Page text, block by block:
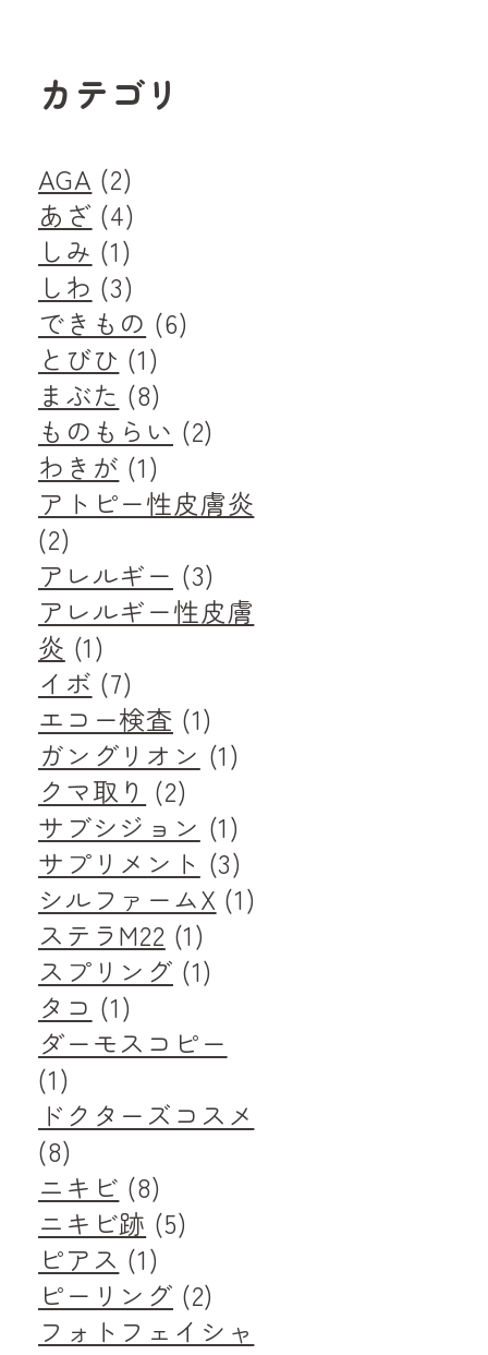
カテゴリ
AGA (2)
あざ (4)
しみ (1)
しわ (3)
できもの (6)
とびひ (1)
まぶた (8)
ものもらい (2)
わきが (1)
アトピー性皮膚炎
(2)
アレルギー (3)
アレルギー性皮膚
炎 (1)
イボ (7)
エコー検査 (1)
ガングリオン (1)
クマ取り (2)
サブシジョン (1)
サプリメント (3)
シルファームX (1)
ステラM22 (1)
スプリング (1)
タコ (1)
ダーモスコピー
(1)
ドクターズコスメ
(8)
ニキビ (8)
ニキビ跡 (5)
ピアス (1)
ピーリング (2)
フォトフェイシャ